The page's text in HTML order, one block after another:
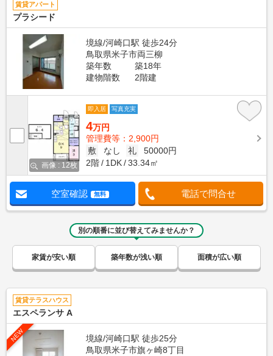
賃貸アパート
プラシード
境線/河崎口駅 徒歩24分
鳥取県米子市両三柳
築年数
築18年
建物階数
2階建
画像 : 12枚
即入居 写真充実
4万円
管理費等：2,900円
敷
なし 礼
50000円
2階
1DK 33.34㎡
空室確認 無料 電話で問合せ
別の順番に並び替えてみませんか？
家賃が安い順 築年数が浅い順 面積が広い順
賃貸テラスハウス
エスペランサ A
NEW
境線/河崎口駅 徒歩25分
鳥取県米子市旗ヶ崎8丁目